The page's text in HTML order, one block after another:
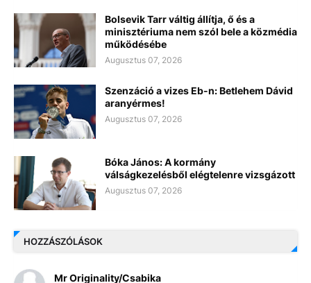
Bolsevik Tarr váltig állítja, ő és a
minisztériuma nem szól bele a közmédia
működésébe
Augusztus 07, 2026
Szenzáció a vizes Eb-n: Betlehem Dávid
aranyérmes!
Augusztus 07, 2026
Bóka János: A kormány
válságkezelésből elégtelenre vizsgázott
Augusztus 07, 2026
HOZZÁSZÓLÁSOK
Mr Originality/Csabika